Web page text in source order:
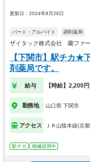
更新日：2024年8月26日
パート・アルバイト 調剤薬局
ザイタック株式会社 蘭ファ
【下関市】駅チカ★
剤薬局です。
給与 【時給】2,200
勤務地 山口県 下関市
アクセス ＪＲ山陰本線(京
駅チカ 積極採用中